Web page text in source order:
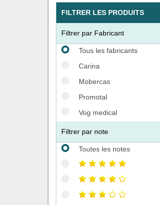
FILTRER LES PRODUITS
Filtrer par Fabricant
Tous les fabricants
Carina
Mobercas
Promotal
Vog medical
Filtrer par note
Toutes les notes